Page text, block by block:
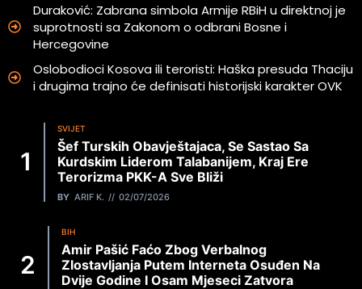
Duraković: Zabrana simbola Armije RBiH u direktnoj je
suprotnosti sa Zakonom o odbrani Bosne i
Hercegovine
Oslobodioci Kosova ili teroristi: Haška presuda Thaciju
i drugima trajno će definisati historijski karakter OVK
SVIJET
Šef Turskih Obavještajaca, Se Sastao Sa
Kurdskim Liderom Talabanijem, Kraj Ere
Terorizma PKK-A Sve Bliži
BY ARIF K. 02/07/2026
BIH
Amir Pašić Faćo Zbog Verbalnog
Zlostavljanja Putem Interneta Osuđen Na
Dvije Godine I Osam Mjeseci Zatvora